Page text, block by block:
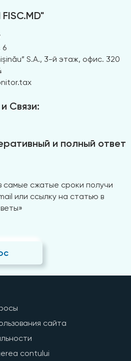
6
S.A., 3-й этаж, офис. 320
Связи:
и полный ответ
самые сжатые сроки получи
или ссылку на статью в
сайта
contului